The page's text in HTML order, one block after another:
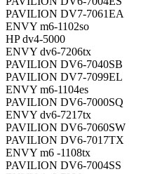
PAVILION DV7-7061EA
ENVY m6-1102so
HP dv4-5000
ENVY dv6-7206tx
PAVILION DV6-7040SB
PAVILION DV7-7099EL
ENVY m6-1104es
PAVILION DV6-7000SQ
ENVY dv6-7217tx
PAVILION DV6-7060SW
PAVILION DV6-7017TX
ENVY m6 -1108tx
PAVILION DV6-7004SS